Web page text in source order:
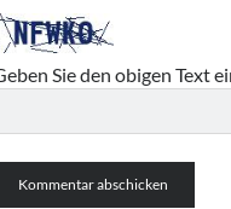
Sie den obigen Text